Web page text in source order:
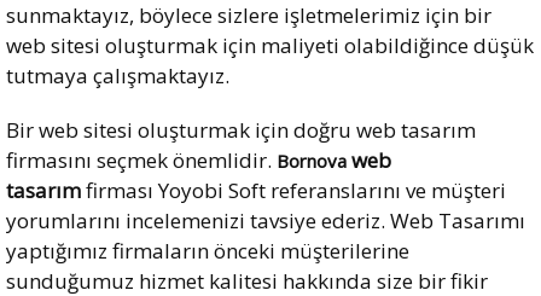
sunmaktayız, böylece sizlere işletmelerimiz için bir
web sitesi oluşturmak için maliyeti olabildiğince düşük
tutmaya çalışmaktayız.
Bir web sitesi oluşturmak için doğru web tasarım
firmasını seçmek önemlidir. Bornova web
tasarımfirması Yoyobi Soft referanslarını ve müşteri
yorumlarını incelemenizi tavsiye ederiz. Web Tasarımı
yaptığımız firmaların önceki müşterilerine
sunduğumuz hizmet kalitesi hakkında size bir fikir